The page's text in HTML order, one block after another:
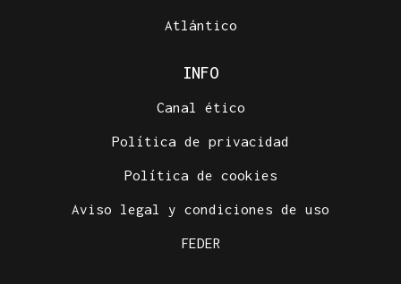
Atlántico
INFO
Canal ético
Política de privacidad
Política de cookies
Aviso legal y condiciones de uso
FEDER